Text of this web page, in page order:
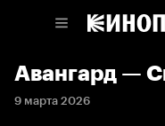
Авангард —
9 марта 2026